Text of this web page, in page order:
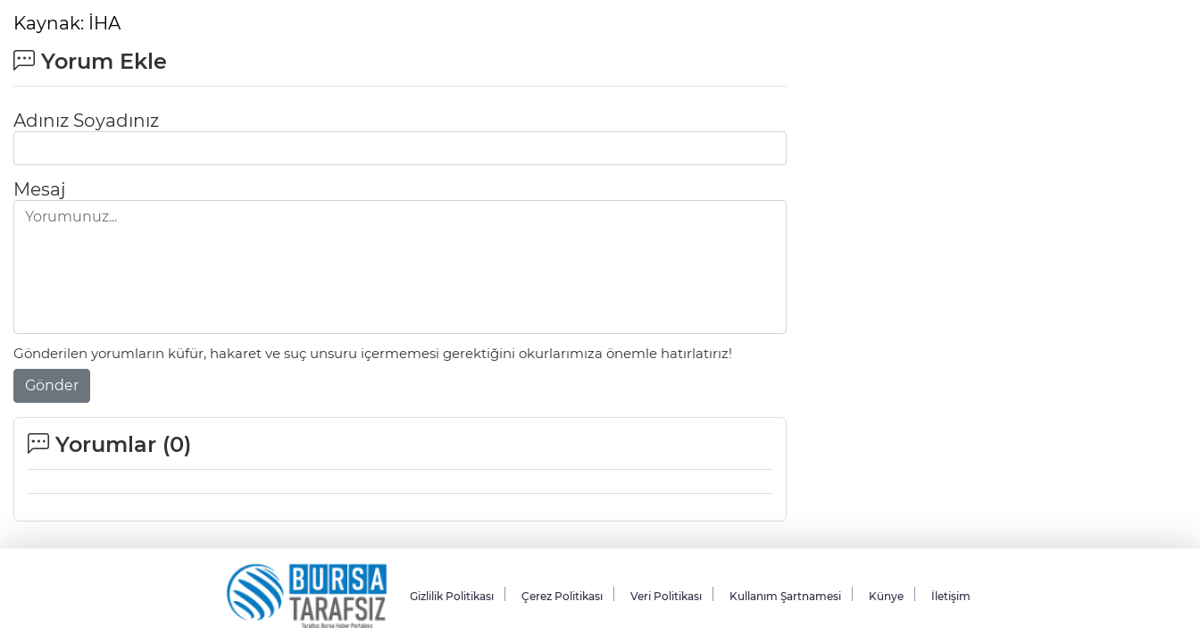
Kaynak: İHA
Yorum Ekle
Adınız Soyadınız
Mesaj
Gönderilen yorumların küfür, hakaret ve suç unsuru içermemesi gerektiğini okurlarımıza önemle hatırlatırız!
Gönder
Yorumlar (0)
Gizlilik Politikası Çerez Politikası Veri Politikası Kullanım Şartnamesi Künye İletişim